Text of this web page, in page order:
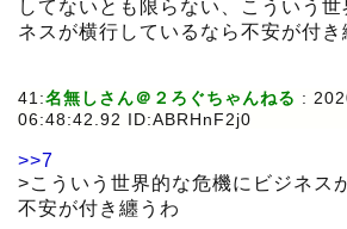
してないとも限らない、こういう
ネスが横行しているなら不安が付き
41:名無しさん＠２ろぐちゃんねる :
06:48:42.92 ID:ABRHnF2j0
>>7
>こういう世界的な危機にビジネス
不安が付き纏うわ